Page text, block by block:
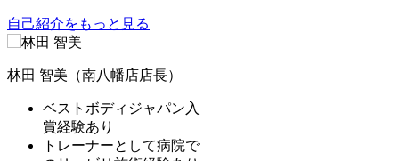
自己紹介をもっと見る
林田 智美（南八幡店店長）
ベストボディジャパン入
賞経験あり
トレーナーとして病院で